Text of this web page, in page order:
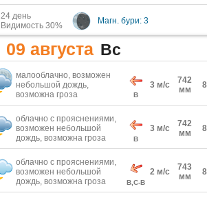
24 день
Видимость 30%
Магн. бури: 3
09 августа Вс
малооблачно, возможен
небольшой дождь,
возможна гроза
В
3 м/с
742
мм
облачно с прояснениями,
возможен небольшой
дождь, возможна гроза
В
3 м/с
742
мм
облачно с прояснениями,
возможен небольшой
дождь, возможна гроза
В,С-В
2 м/с
743
мм